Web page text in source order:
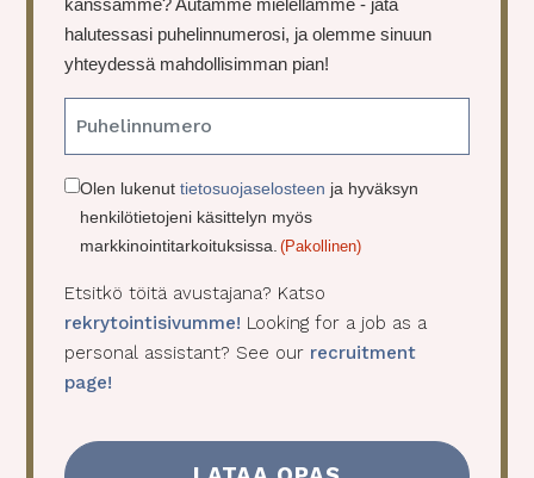
l
(
P
n
h
n
halutessasi puhelinnumerosi, ja olemme sinuun
yhteydessä mahdollisimman pian!
C
s
e
n
t
a
Olen lukenuttietosuojaselosteen ja hyväksyn
henkilötietojeni käsittelyn myös
markkinointitarkoituksissa. (Pakollinen)
Etsitkö töitä avustajana? Katso
rekrytointisivumme! Looking for a job as a
personal assistant? See our recruitment
page!